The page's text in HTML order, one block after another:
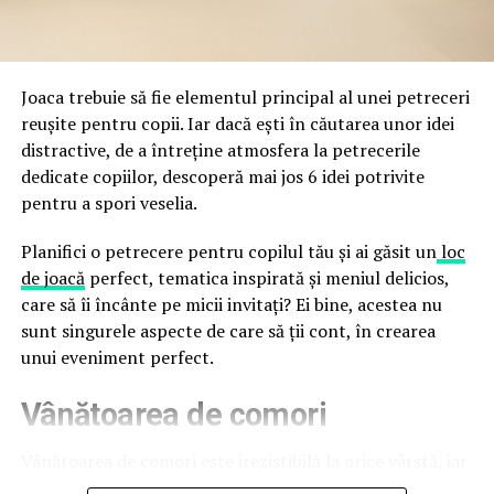
financiare. Instituția recomandă verificarea atentă a
sursei mesajelor și raportarea incidentelor la numărul
unic 1911.
Campaniile identificate în ultimele săptămâni folosesc
false de streaming, coduri QR malițioase și mesaje care
promit bilete, rambursări, premii sau acces gratuit la
meciuri. FBI a emis în luna mai un avertisment privind
site-urile care clonează platforma oficială prin
modificări minore ale denumirii domeniului, precum
a colecta date personale și bancare.
de cercetătorii în securitate, ar opera peste 300 de
Joaca trebuie să fie elementul principal al unei petreceri
reușite pentru copii. Iar dacă ești în căutarea unor idei
distractive, de a întreține atmosfera la petrecerile
dedicate copiilor, descoperă mai jos 6 idei potrivite
pentru a spori veselia.
Planifici o petrecere pentru copilul tău și ai găsit unloc
de joacăperfect, tematica inspirată și meniul delicios,
care să îi încânte pe micii invitați? Ei bine, acestea nu
sunt singurele aspecte de care să ții cont, în crearea
unui eveniment perfect.
Vânătoarea de comori
pentru copii este una dintre cele mai distractive